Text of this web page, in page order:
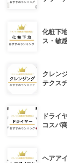
化粧下
ス・敏
クレン
テクス
ドライ
コスパ
ヘアア